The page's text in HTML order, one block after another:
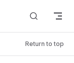
Return to top